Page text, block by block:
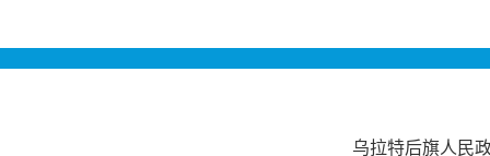
乌拉特后旗人民